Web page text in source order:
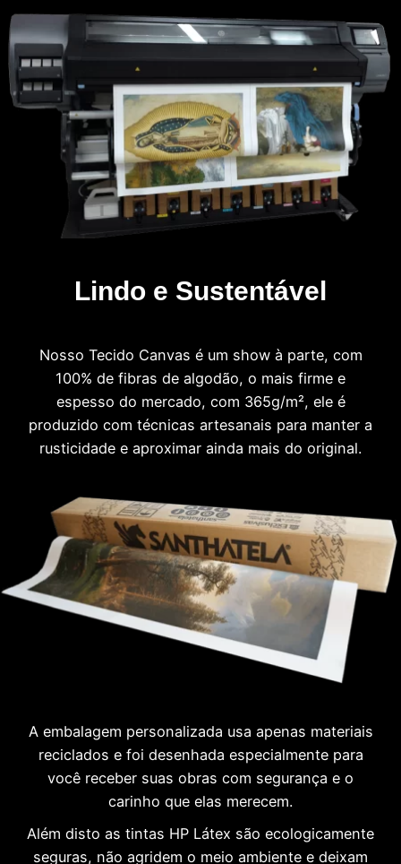
Lindo e Sustentável
Nosso Tecido Canvas é um show à parte, com
100% de fibras de algodão, o mais firme e
espesso do mercado, com 365g/m², ele é
produzido com técnicas artesanais para manter a
rusticidade e aproximar ainda mais do original.
A embalagem personalizada usa apenas materiais
reciclados e foi desenhada especialmente para
você receber suas obras com segurança e o
carinho que elas merecem.
Além disto as tintas HP Látex são ecologicamente
seguras, não agridem o meio ambiente e deixam